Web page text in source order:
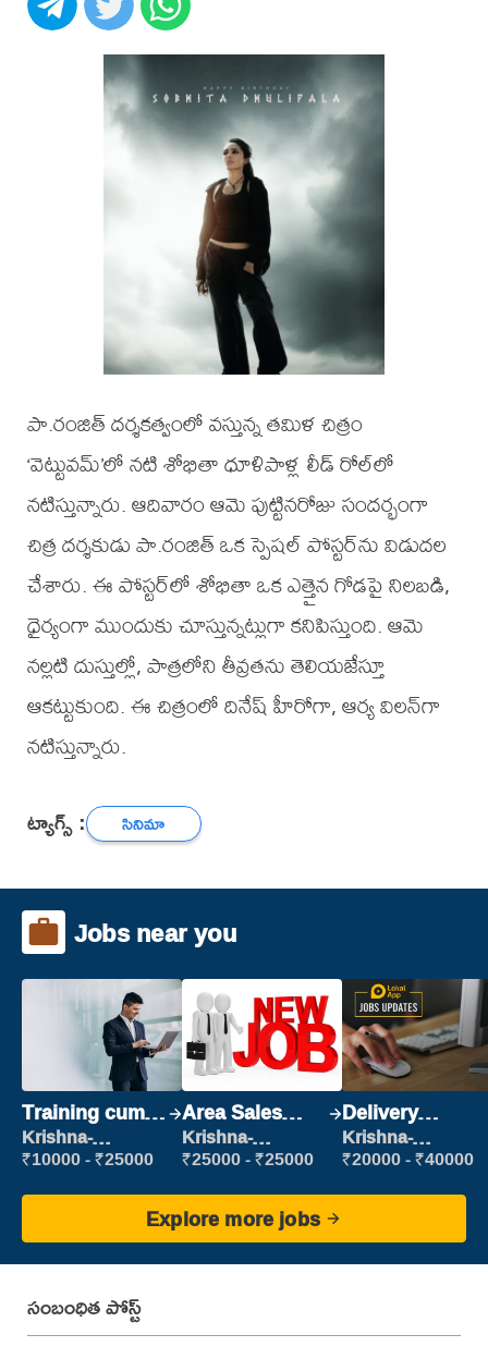
పా.రంజిత్ దర్శకత్వంలో వస్తున్న తమిళ చిత్రం
‘వెట్టువమ్’లో నటి శోభితా ధూళిపాళ్ల లీడ్ రోల్‌లో
నటిస్తున్నారు. ఆదివారం ఆమె పుట్టినరోజు సందర్భంగా
చిత్ర దర్శకుడు పా.రంజిత్ ఒక స్పెషల్ పోస్టర్‌ను విడుదల
చేశారు. ఈ పోస్టర్‌లో శోభితా ఒక ఎత్తైన గోడపై నిలబడి,
ధైర్యంగా ముందుకు చూస్తున్నట్లుగా కనిపిస్తుంది. ఆమె
నల్లటి దుస్తుల్లో, పాత్రలోని తీవ్రతను తెలియజేస్తూ
ఆకట్టుకుంది. ఈ చిత్రంలో దినేష్ హీరోగా, ఆర్య విలన్‌గా
నటిస్తున్నారు.
ట్యాగ్స్ : సినిమా
Jobs near you
Training cum
Placement
Krishna-
vijayawada
₹10000 - ₹25000
Area Sales
Manager (Field
Sales)
Krishna-
vijayawada
₹25000 - ₹25000
Delivery
Executive
Krishna-
vijayawada
₹20000 - ₹40000
Explore more jobs
సంబంధిత పోస్ట్